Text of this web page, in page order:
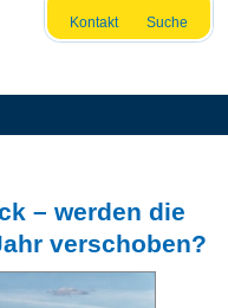
Kontakt Suche
– werden die
verschoben?